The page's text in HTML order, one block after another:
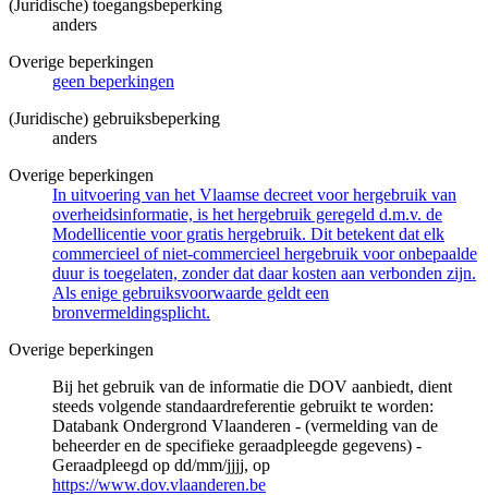
(Juridische) toegangsbeperking
anders
Overige beperkingen
geen beperkingen
(Juridische) gebruiksbeperking
anders
Overige beperkingen
In uitvoering van het Vlaamse decreet voor hergebruik van
overheidsinformatie, is het hergebruik geregeld d.m.v. de
Modellicentie voor gratis hergebruik. Dit betekent dat elk
commercieel of niet-commercieel hergebruik voor onbepaalde
duur is toegelaten, zonder dat daar kosten aan verbonden zijn.
Als enige gebruiksvoorwaarde geldt een
bronvermeldingsplicht.
Overige beperkingen
Bij het gebruik van de informatie die DOV aanbiedt, dient
steeds volgende standaardreferentie gebruikt te worden:
Databank Ondergrond Vlaanderen - (vermelding van de
beheerder en de specifieke geraadpleegde gegevens) -
Geraadpleegd op dd/mm/jjjj, op
https://www.dov.vlaanderen.be